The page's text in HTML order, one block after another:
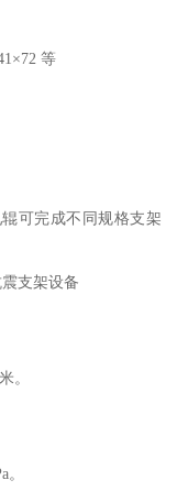
等
可完成不同规格支架
支架设备
。